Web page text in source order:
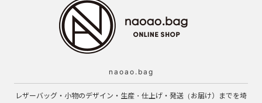
naoao.bag
レザーバッグ・小物のデザイン・生産・仕上げ・発送（お届け）までを埼